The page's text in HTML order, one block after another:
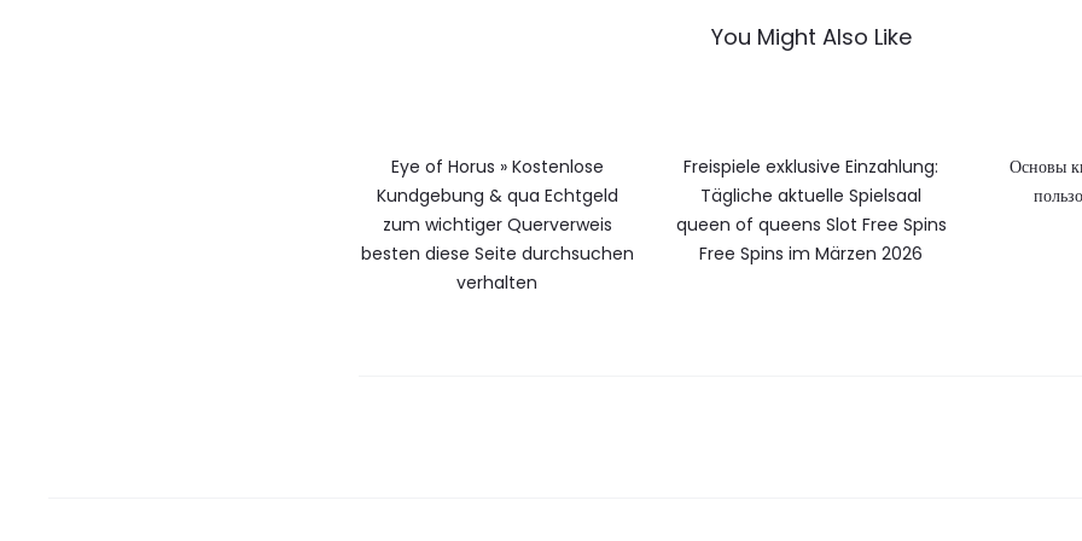
You Might Also Like
Eye of Horus » Kostenlose
Kundgebung & qua Echtgeld
zum wichtiger Querverweis
besten diese Seite durchsuchen
verhalten
Freispiele exklusive Einzahlung:
Tägliche aktuelle Spielsaal
queen of queens Slot Free Spins
Free Spins im Märzen 2026
Основы